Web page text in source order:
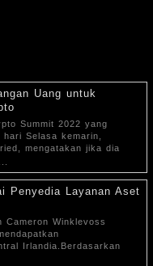
Uang untuk
Summit 2022 yang
Selasa kemarin,
mengatakan jika dia
Penyedia Layanan Aset
Cameron Winklevoss
Irlandia.Berdasarkan